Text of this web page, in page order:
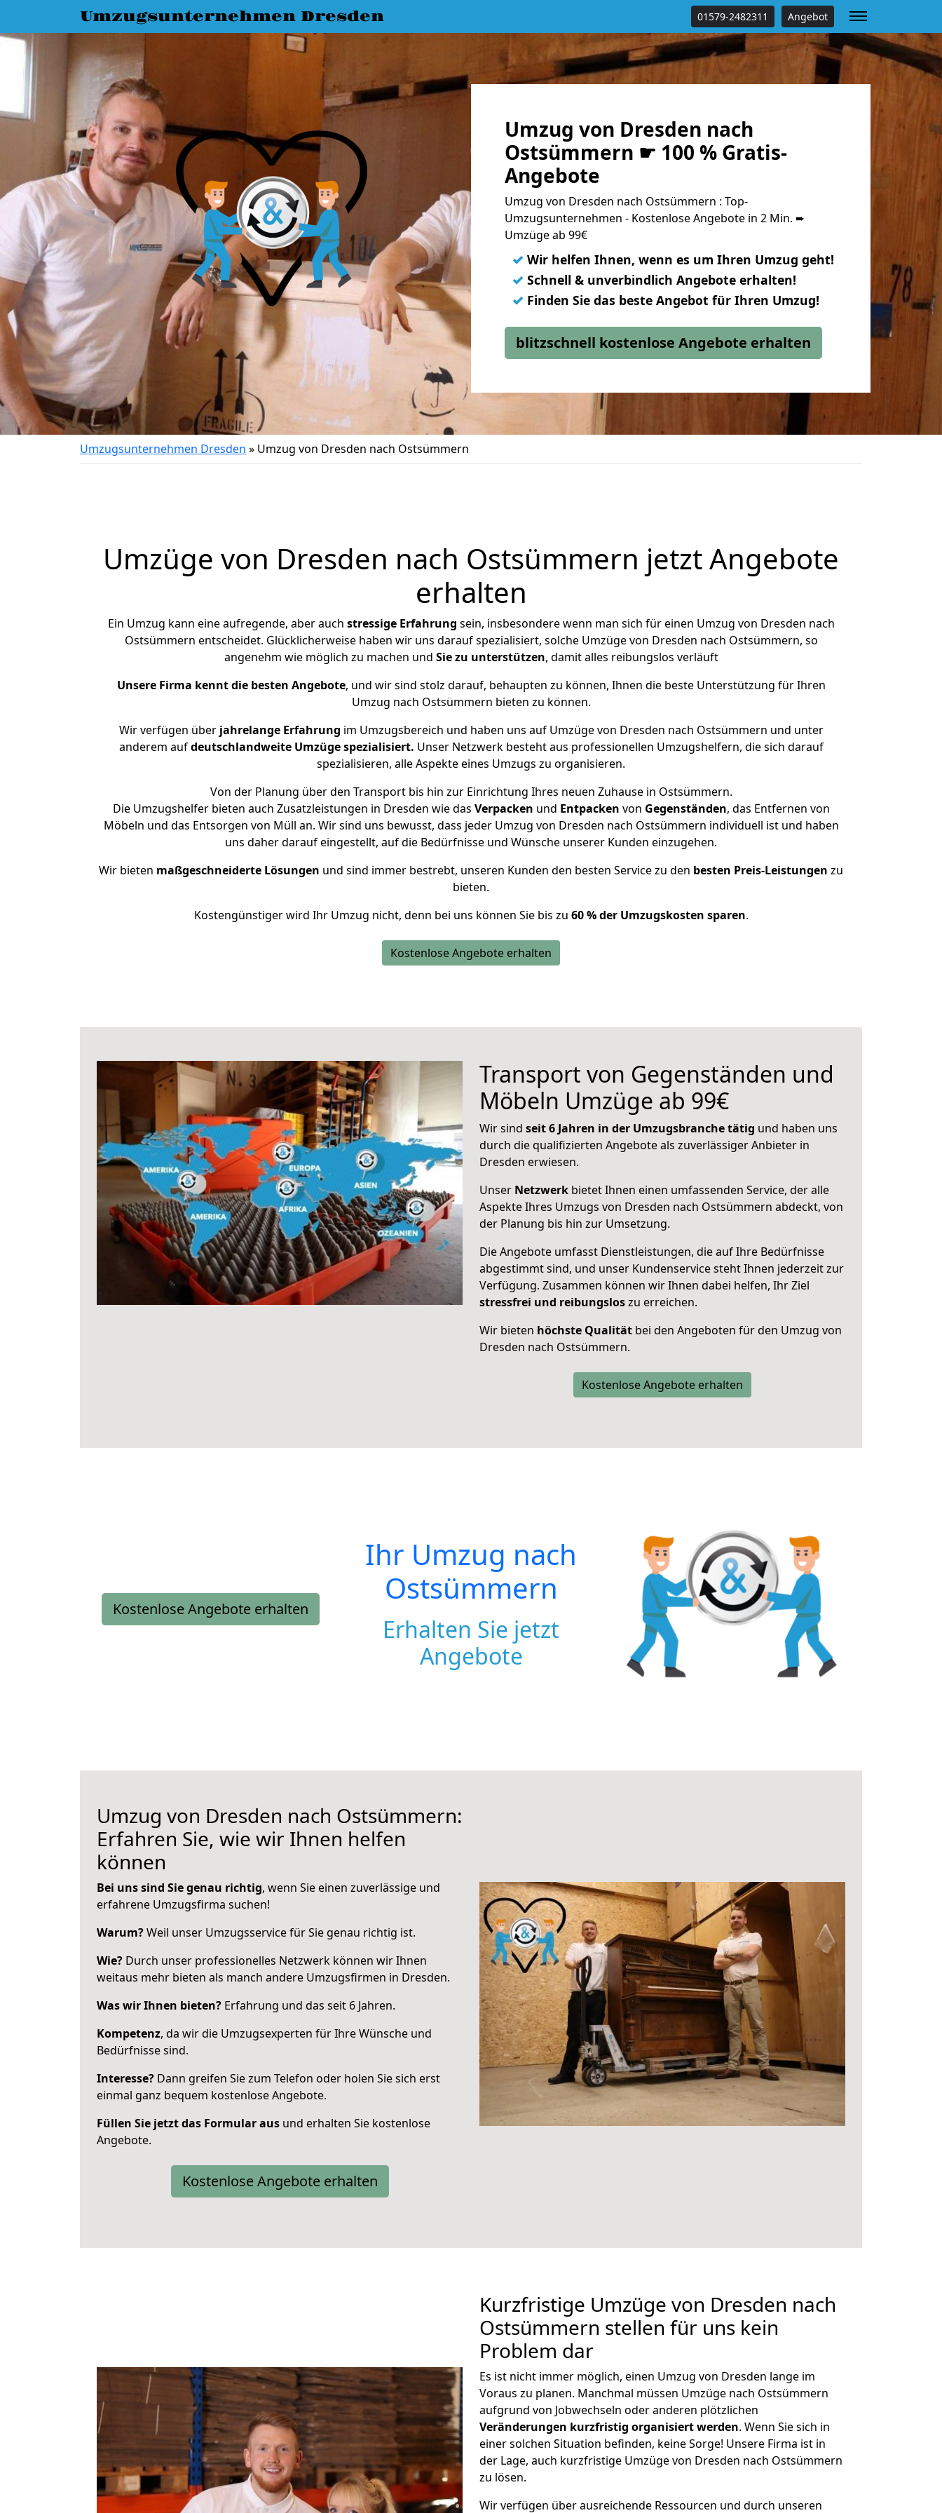
Umzugsunternehmen Dresden 01579-2482311 Angebot
Umzug von Dresden nach
Ostsümmern ☛ 100 % Gratis-
Angebote
Umzug von Dresden nach Ostsümmern : Top-
Umzugsunternehmen - Kostenlose Angebote in 2 Min. ➨
Umzüge ab 99€
✓ Wir helfen Ihnen, wenn es um Ihren Umzug geht!
✓ Schnell & unverbindlich Angebote erhalten!
✓ Finden Sie das beste Angebot für Ihren Umzug!
blitzschnell kostenlose Angebote erhalten
Umzugsunternehmen Dresden » Umzug von Dresden nach Ostsümmern
Umzüge von Dresden nach Ostsümmern jetzt Angebote
erhalten
Ein Umzug kann eine aufregende, aber auch stressige Erfahrung sein, insbesondere wenn man sich für einen Umzug von Dresden nach
Ostsümmern entscheidet. Glücklicherweise haben wir uns darauf spezialisiert, solche Umzüge von Dresden nach Ostsümmern, so
angenehm wie möglich zu machen und Sie zu unterstützen, damit alles reibungslos verläuft
Unsere Firma kennt die besten Angebote, und wir sind stolz darauf, behaupten zu können, Ihnen die beste Unterstützung für Ihren
Umzug nach Ostsümmern bieten zu können.
Wir verfügen überjahrelange Erfahrung im Umzugsbereich und haben uns auf Umzüge von Dresden nach Ostsümmern und unter
anderem aufdeutschlandweite Umzüge spezialisiert. Unser Netzwerk besteht aus professionellen Umzugshelfern, die sich darauf
spezialisieren, alle Aspekte eines Umzugs zu organisieren.
Von der Planung über den Transport bis hin zur Einrichtung Ihres neuen Zuhause in Ostsümmern.
Die Umzugshelfer bieten auch Zusatzleistungen in Dresden wie das Verpacken und Entpacken von Gegenständen, das Entfernen von
Möbeln und das Entsorgen von Müll an. Wir sind uns bewusst, dass jeder Umzug von Dresden nach Ostsümmern individuell ist und haben
uns daher darauf eingestellt, auf die Bedürfnisse und Wünsche unserer Kunden einzugehen.
Wir bieten maßgeschneiderte Lösungen und sind immer bestrebt, unseren Kunden den besten Service zu den besten Preis-Leistungen zu
bieten.
Kostengünstiger wird Ihr Umzug nicht, denn bei uns können Sie bis zu 60 % der Umzugskosten sparen.
Kostenlose Angebote erhalten
Transport von Gegenständen und
Möbeln Umzüge ab 99€
Wir sind seit 6 Jahren in der Umzugsbranche tätig und haben uns
durch die qualifizierten Angebote als zuverlässiger Anbieter in
Dresden erwiesen.
Unser Netzwerk bietet Ihnen einen umfassenden Service, der alle
Aspekte Ihres Umzugs von Dresden nach Ostsümmern abdeckt, von
der Planung bis hin zur Umsetzung.
Die Angebote umfasst Dienstleistungen, die auf Ihre Bedürfnisse
abgestimmt sind, und unser Kundenservice steht Ihnen jederzeit zur
Verfügung. Zusammen können wir Ihnen dabei helfen, Ihr Ziel
stressfrei und reibungsloszu erreichen.
Wir bieten höchste Qualität bei den Angeboten für den Umzug von
Dresden nach Ostsümmern.
Kostenlose Angebote erhalten
Kostenlose Angebote erhalten
Ihr Umzug nach
Ostsümmern
Erhalten Sie jetzt
Angebote
Umzug von Dresden nach Ostsümmern:
Erfahren Sie, wie wir Ihnen helfen
können
Bei uns sind Sie genau richtig, wenn Sie einen zuverlässige und
erfahrene Umzugsfirma suchen!
Warum?Weil unser Umzugsservice für Sie genau richtig ist.
Wie? Durch unser professionelles Netzwerk können wir Ihnen
weitaus mehr bieten als manch andere Umzugsfirmen in Dresden.
Was wir Ihnen bieten? Erfahrung und das seit 6 Jahren.
Kompetenz, da wir die Umzugsexperten für Ihre Wünsche und
Bedürfnisse sind.
Interesse? Dann greifen Sie zum Telefon oder holen Sie sich erst
einmal ganz bequem kostenlose Angebote.
Füllen Sie jetzt das Formular aus und erhalten Sie kostenlose
Angebote.
Kostenlose Angebote erhalten
Kurzfristige Umzüge von Dresden nach
Ostsümmern stellen für uns kein
Problem dar
Es ist nicht immer möglich, einen Umzug von Dresden lange im
Voraus zu planen. Manchmal müssen Umzüge nach Ostsümmern
aufgrund von Jobwechseln oder anderen plötzlichen
Veränderungen kurzfristig organisiert werden. Wenn Sie sich in
einer solchen Situation befinden, keine Sorge! Unsere Firma ist in
der Lage, auch kurzfristige Umzüge von Dresden nach Ostsümmern
zu lösen.
Wir verfügen über ausreichende Ressourcen und durch unseren